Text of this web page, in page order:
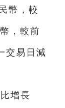
幣，較
，較前
交易日減
增長